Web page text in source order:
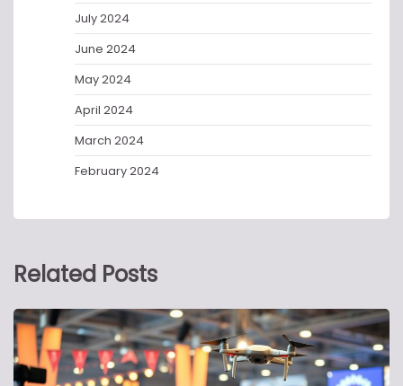
July 2024
June 2024
May 2024
April 2024
March 2024
February 2024
Related Posts